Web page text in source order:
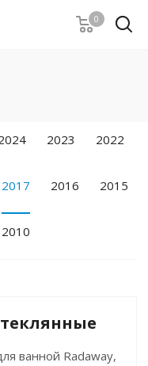
0
2023 2022
2017 2016 2015
2010
ванной Radaway,